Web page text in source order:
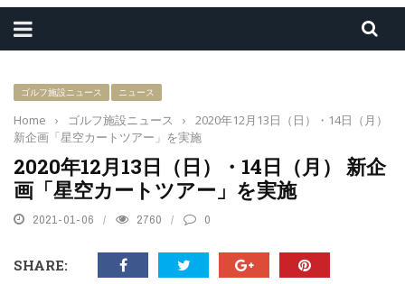
ゴルフ施設ニュース ニュース
Home › ゴルフ施設ニュース ›
2020年12月13日（日）・14日（月）
新企画「星空カートツアー」を実施
2020年12月13日（日）・14日（月） 新企
画「星空カートツアー」を実施
2021-01-06 2760 0
SHARE: